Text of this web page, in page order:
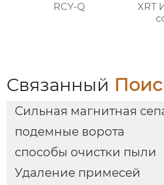
RCY-Q
XRT
Связанный
Сильная магнитная
подемные ворота
способы очистки пыли
Удаление примесей